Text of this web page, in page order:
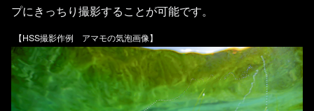
プにきっちり撮影することが可能です。
【HSS撮影作例 アマモの気泡画像】